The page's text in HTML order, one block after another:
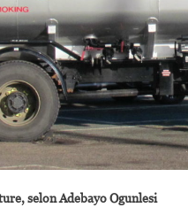
selon Adebayo Ogunlesi